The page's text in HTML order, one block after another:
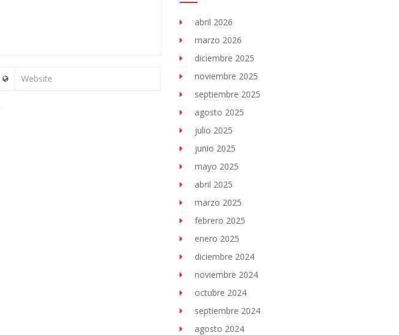
Website
abril 2026
marzo 2026
diciembre 2025
noviembre 2025
septiembre 2025
agosto 2025
julio 2025
junio 2025
mayo 2025
abril 2025
marzo 2025
febrero 2025
enero 2025
diciembre 2024
noviembre 2024
octubre 2024
septiembre 2024
agosto 2024